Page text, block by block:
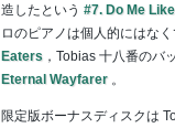
造したという #7. Do Me
ロのピアノは個人的にはな
Eaters ，Tobias 十八番のバ
Eternal Wayfarer 。
限定版ボーナスディスクは